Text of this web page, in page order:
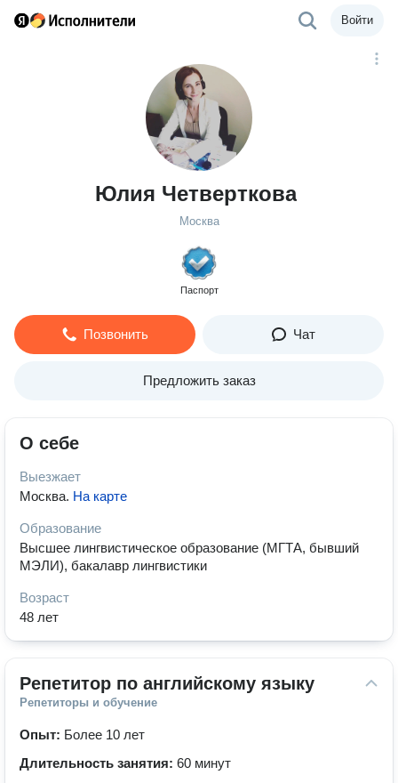
Войти
Юлия Четверткова
Москва
Паспорт
Позвонить Чат
Предложить заказ
О себе
Выезжает
Москва. На карте
Образование
Высшее лингвистическое образование (МГТА, бывший
МЭЛИ), бакалавр лингвистики
Возраст
48 лет
Репетитор по английскому языку
Репетиторы и обучение
Опыт: Более 10 лет
Длительность занятия: 60 минут